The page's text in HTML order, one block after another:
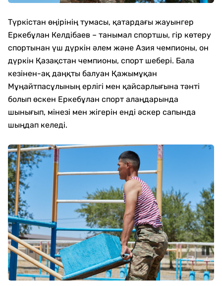
Түркістан өңірінің тумасы, қатардағы жауынгер
Еркебұлан Келдібаев – танымал спортшы, гір көтеру
спортынан үш дүркін әлем және Азия чемпионы, он
дүркін Қазақстан чемпионы, спорт шебері. Бала
кезінен-ақ даңқты балуан Қажымұқан
Мұңайтпасұлының ерлігі мен қайсарлығына тәнті
болып өскен Еркебұлан спорт алаңдарында
шынығып, мінезі мен жігерін енді әскер сапында
шыңдап келеді.